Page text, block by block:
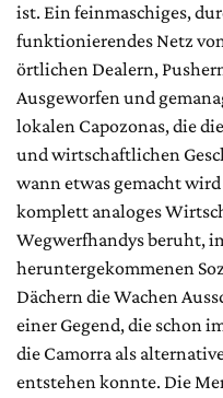
ist. Ein feinmaschiges,
funktionierendes Netz
örtlichen Dealern,
Ausgeworfen und
lokalen Capozonas, die
und wirtschaftlichen
wann etwas gemacht
komplett analoges
Wegwerfhandys beruht,
heruntergekommenen
Dächern die Wachen
einer Gegend, die schon
die Camorra als
entstehen konnte. Die